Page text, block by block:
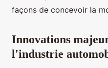
façons de concevoir la
Innovations
l'industrie